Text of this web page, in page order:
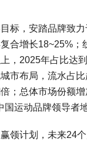
标，安踏品牌致
合增长18~25%；
，2025年占比达
市布局，流水占比
；总体市场份额增
运动品牌领导者地
领计划，未来24